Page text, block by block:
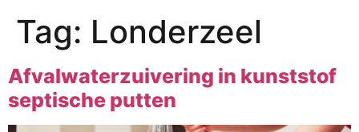
Tag: Londerzeel
Afvalwaterzuivering in kunststof
septische putten